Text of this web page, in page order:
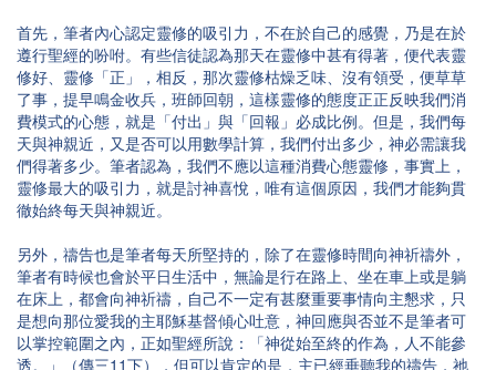
首先，筆者內心認定靈修的吸引力，不在於自己的感覺，乃是在於
遵行聖經的吩咐。有些信徒認為那天在靈修中甚有得著，便代表靈
修好、靈修「正」，相反，那次靈修枯燥乏味、沒有領受，便草草
了事，提早鳴金收兵，班師回朝，這樣靈修的態度正正反映我們消
費模式的心態，就是「付出」與「回報」必成比例。但是，我們每
天與神親近，又是否可以用數學計算，我們付出多少，神必需讓我
們得著多少。筆者認為，我們不應以這種消費心態靈修，事實上，
靈修最大的吸引力，就是討神喜悅，唯有這個原因，我們才能夠貫
徹始終每天與神親近。
另外，禱告也是筆者每天所堅持的，除了在靈修時間向神祈禱外，
筆者有時候也會於平日生活中，無論是行在路上、坐在車上或是躺
在床上，都會向神祈禱，自己不一定有甚麼重要事情向主懇求，只
是想向那位愛我的主耶穌基督傾心吐意，神回應與否並不是筆者可
以掌控範圍之內，正如聖經所說：「神從始至終的作為，人不能參
透。」（傳三11下），但可以肯定的是，主已經垂聽我的禱告，祂